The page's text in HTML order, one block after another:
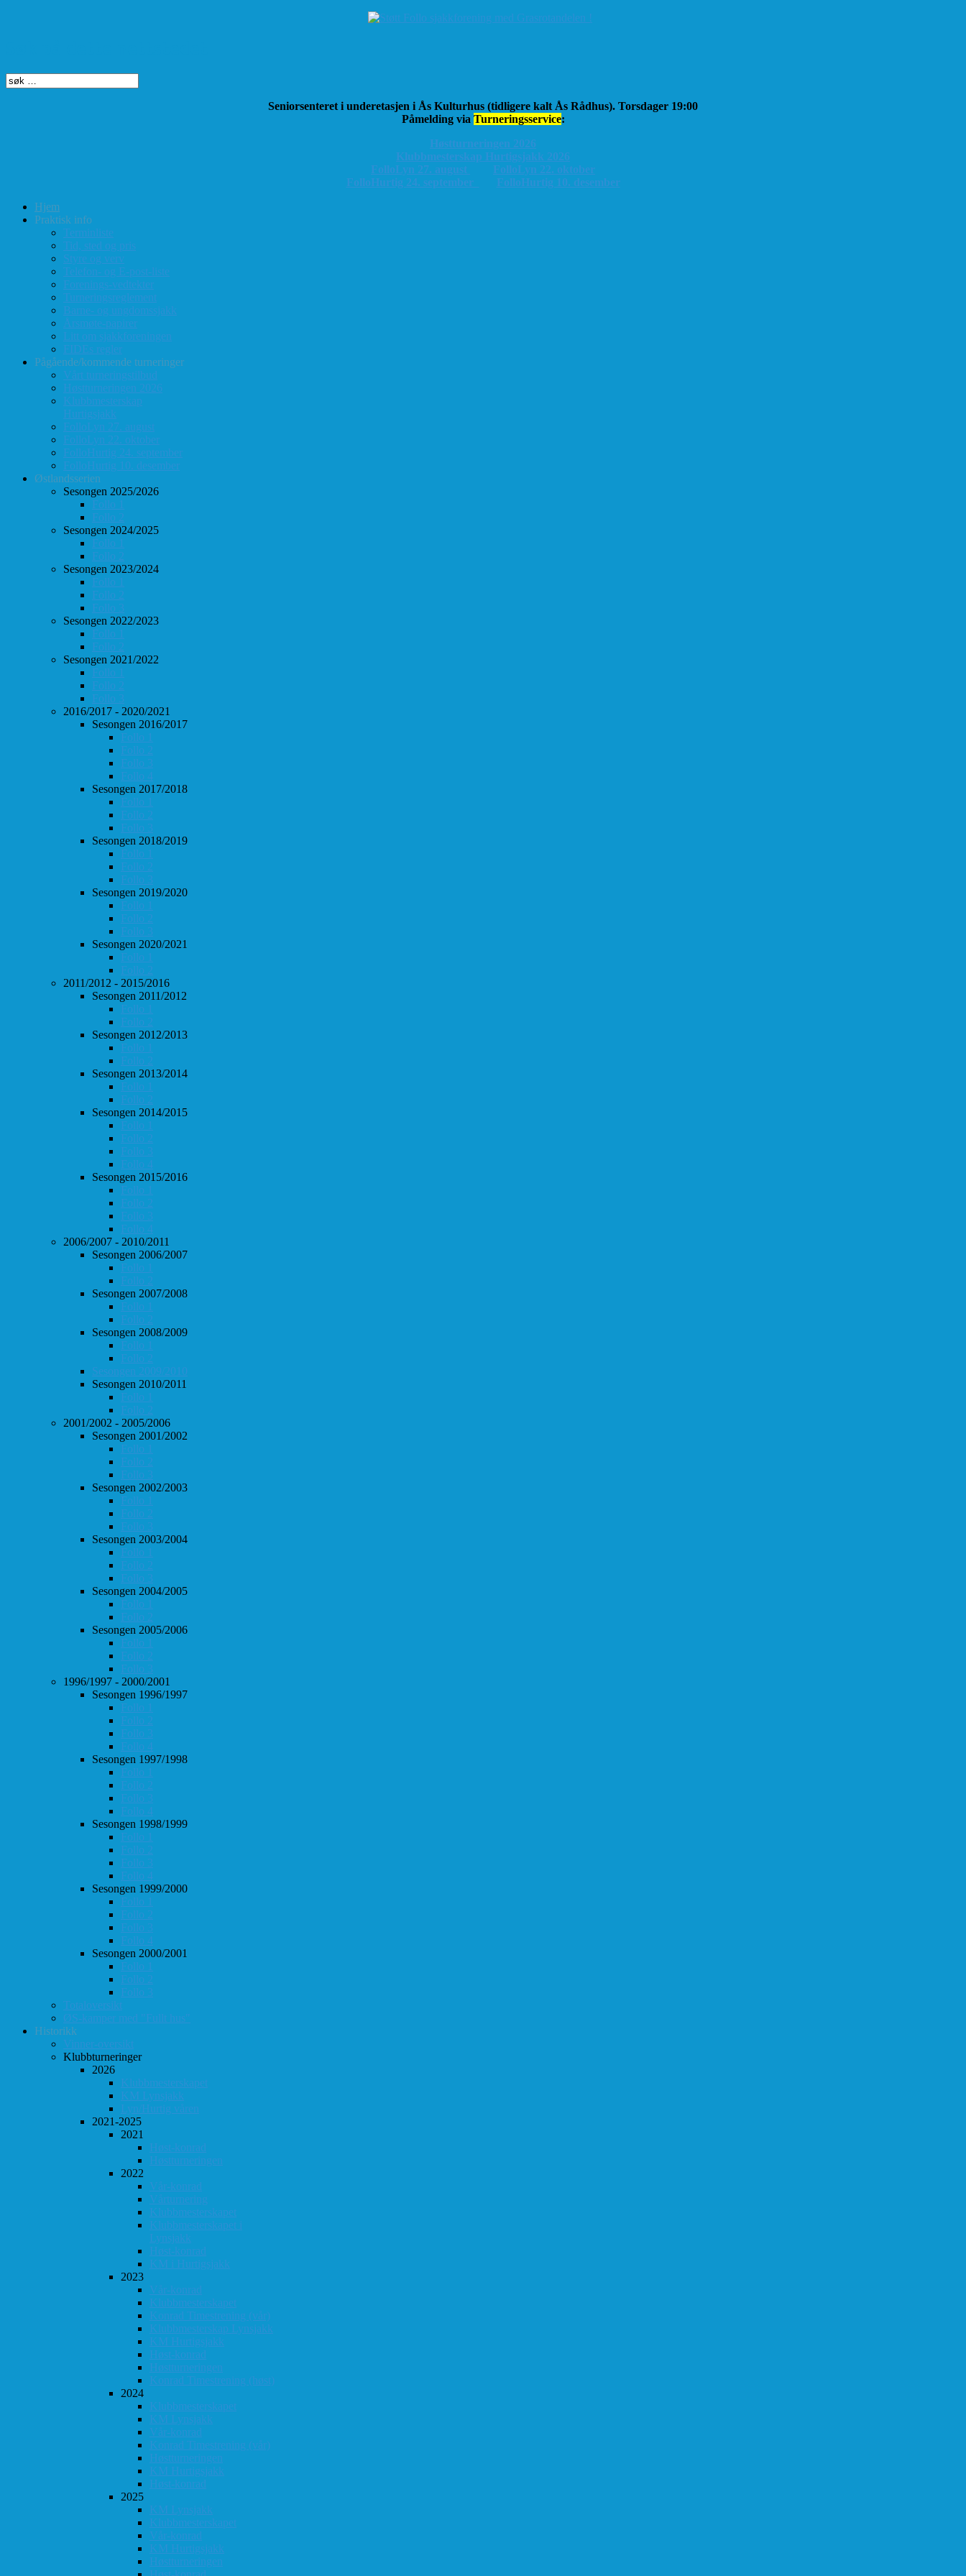
Seniorsenteret i underetasjen i Ås Kulturhus (tidligere kalt Ås Rådhus). Torsdager 19:00
Påmelding via Turneringsservice:
Høstturneringen 2026
Klubbmesterskap Hurtigsjakk 2026
FolloLyn 27. august
FolloLyn 22. oktober
FolloHurtig 24. september
FolloHurtig 10. desember
Hjem
Praktisk info
Terminliste
Tid, sted og pris
Styre og verv
Telefon- og E-post-liste
Forenings-vedtekter
Turneringsreglement
Barne- og ungdomssjakk
Årsmøte-papirer
Litt om sjakkforeningen
FIDEs regler
Pågående/kommende turneringer
Vårt turneringstilbud
Høstturneringen 2026
Klubbmesterskap
Hurtigsjakk
FolloLyn 27. august
FolloLyn 22. oktober
FolloHurtig 24. september
FolloHurtig 10. desember
Østlandsserien
Sesongen 2025/2026
Follo 1
Follo 2
Sesongen 2024/2025
Follo 1
Follo 2
Sesongen 2023/2024
Follo 1
Follo 2
Follo 3
Sesongen 2022/2023
Follo 1
Follo 2
Sesongen 2021/2022
Follo 1
Follo 2
Follo 3
2016/2017 - 2020/2021
Sesongen 2016/2017
Follo 1
Follo 2
Follo 3
Follo 4
Sesongen 2017/2018
Follo 1
Follo 2
Follo 3
Sesongen 2018/2019
Follo 1
Follo 2
Follo 3
Sesongen 2019/2020
Follo 1
Follo 2
Follo 3
Sesongen 2020/2021
Follo 1
Follo 2
2011/2012 - 2015/2016
Sesongen 2011/2012
Follo 1
Follo 2
Sesongen 2012/2013
Follo 1
Follo 2
Sesongen 2013/2014
Follo 1
Follo 2
Sesongen 2014/2015
Follo 1
Follo 2
Follo 3
Follo 4
Sesongen 2015/2016
Follo 1
Follo 2
Follo 3
Follo 4
2006/2007 - 2010/2011
Sesongen 2006/2007
Follo 1
Follo 2
Sesongen 2007/2008
Follo 1
Follo 2
Sesongen 2008/2009
Follo 1
Follo 2
Sesongen 2009/2010
Sesongen 2010/2011
Follo 1
Follo 2
2001/2002 - 2005/2006
Sesongen 2001/2002
Follo 1
Follo 2
Follo 3
Sesongen 2002/2003
Follo 1
Follo 2
Follo 3
Sesongen 2003/2004
Follo 1
Follo 2
Follo 3
Sesongen 2004/2005
Follo 1
Follo 2
Sesongen 2005/2006
Follo 1
Follo 2
Follo 3
1996/1997 - 2000/2001
Sesongen 1996/1997
Follo 1
Follo 2
Follo 3
Follo 4
Sesongen 1997/1998
Follo 1
Follo 2
Follo 3
Follo 4
Sesongen 1998/1999
Follo 1
Follo 2
Follo 3
Follo 4
Sesongen 1999/2000
Follo 1
Follo 2
Follo 3
Follo 4
Sesongen 2000/2001
Follo 1
Follo 2
Follo 3
Totaloversikt
ØS-kamper med "Fullt hus"
Historikk
Vinner-oversikt
Klubbturneringer
2026
Klubbmesterskapet
KM Lynsjakk
Lyn/Hurtig våren
2021-2025
2021
Høst-konrad
Høstturneringen
2022
Vår-konrad
Vårturnering
Klubbmesterskapet
Klubbmesterskapet i
Lynsjakk
Høst-konrad
KM i Hurtigsjakk
2023
Vår-konrad
Klubbmesterskapet
Konrad Timestrening (vår)
Klubbmesterskap Lynsjakk
KM Hurtigsjakk
Høst-konrad
Høstturneringen
Konrad Timestrening (høst)
2024
Klubbmesterskapet
KM Lynsjakk
Vår-konrad
Konrad Timestrening (vår)
Høstturneringen
KM Hurtigsjakk
Høst-konrad
2025
KM Lynsjakk
Klubbmesterskapet
Vår-konrad
KM Hurtigsjakk
Høstturneringen